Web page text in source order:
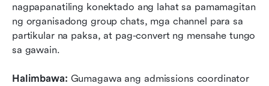
nagpapanatiling konektado ang lahat sa pamamagitan
ng organisadong group chats, mga channel para sa
partikular na paksa, at pag-convert ng mensahe tungo
sa gawain.
Halimbawa: Gumagawa ang admissions coordinator